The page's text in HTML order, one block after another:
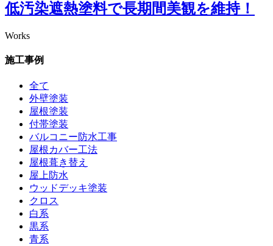
低汚染遮熱塗料で長期間美観を維持！
Works
施工事例
全て
外壁塗装
屋根塗装
付帯塗装
バルコニー防水工事
屋根カバー工法
屋根葺き替え
屋上防水
ウッドデッキ塗装
クロス
白系
黒系
青系